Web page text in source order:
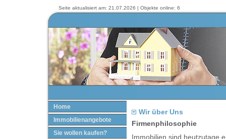
Seite aktualisiert am: 21.07.2026 | Objekte online: 6
Home
Immobilienangebote
Sie wollen kaufen?
Wir über Uns
Firmenphilosophie
Immobilien sind heutzutage